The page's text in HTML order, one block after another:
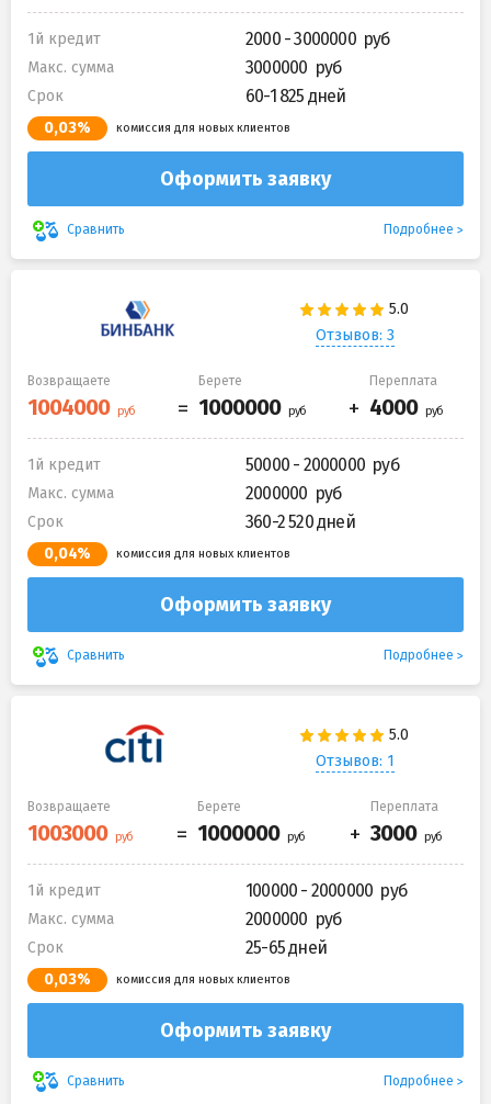
1й кредит 2000 - 3000000
Макс. сумма 3000000
Срок 60-1 825 дней
0,03% комиссия для новых клиентов
Оформить заявку
Сравнить Подробнее
Отзывов: 3
Возвращаете Берете Переплата
1й кредит 50000 - 2000000
Макс. сумма 2000000
Срок 360-2 520 дней
0,04% комиссия для новых клиентов
Оформить заявку
Сравнить Подробнее
Отзывов: 1
Возвращаете Берете Переплата
1й кредит 100000 - 2000000
Макс. сумма 2000000
Срок 25-65 дней
0,03% комиссия для новых клиентов
Оформить заявку
Сравнить Подробнее